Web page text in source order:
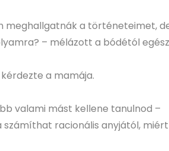
meghallgatnák a történeteimet,
– mélázott a bódétól
a mamája.
valami mást kellene tanulnod –
racionális anyjától, miért